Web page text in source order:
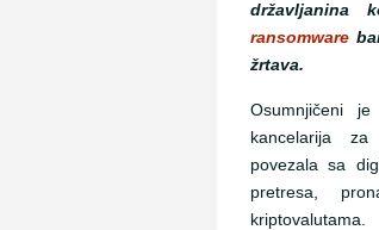
državljanina
ransomware
žrtava.
Osumnjičeni
kancelarija
povezala sa
pretresa,
kriptovalutama.